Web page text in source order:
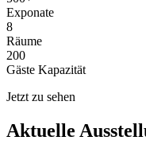
Exponate
8
Räume
200
Gäste Kapazität
Jetzt zu sehen
Aktuelle